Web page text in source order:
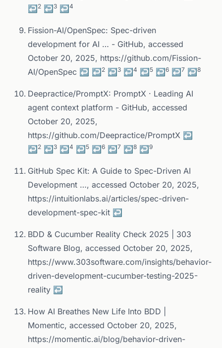
↩ 2 ↩ 3 ↩ 4
Fission-AI/OpenSpec: Spec-driven
development for AI … - GitHub, accessed
October 20, 2025, https://github.com/Fission-
AI/OpenSpec ↩ ↩ 2 ↩ 3 ↩ 4 ↩ 5 ↩ 6 ↩ 7 ↩ 8
Deepractice/PromptX: PromptX · Leading AI
agent context platform - GitHub, accessed
October 20, 2025,
https://github.com/Deepractice/PromptX ↩
↩ 2 ↩ 3 ↩ 4 ↩ 5 ↩ 6 ↩ 7 ↩ 8 ↩ 9
GitHub Spec Kit: A Guide to Spec-Driven AI
Development …, accessed October 20, 2025,
https://intuitionlabs.ai/articles/spec-driven-
development-spec-kit ↩
BDD & Cucumber Reality Check 2025 | 303
Software Blog, accessed October 20, 2025,
https://www.303software.com/insights/behavior-
driven-development-cucumber-testing-2025-
reality ↩
How AI Breathes New Life Into BDD |
Momentic, accessed October 20, 2025,
https://momentic.ai/blog/behavior-driven-